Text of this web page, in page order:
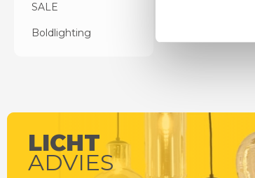
SALE
Boldlighting
LICHT
ADVIES